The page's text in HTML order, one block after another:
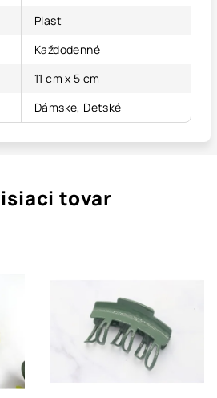
Plast
Každodenné
11 cm x 5 cm
Dámske, Detské
tovar